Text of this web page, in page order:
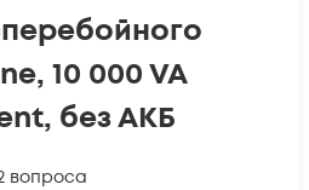
10 000 VA
без АКБ
вопроса